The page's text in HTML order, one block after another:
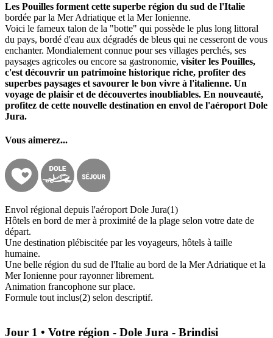
Les Pouilles forment cette superbe région du sud de l'Italie
bordée par la Mer Adriatique et la Mer Ionienne.
Voici le fameux talon de la "botte" qui possède le plus long littoral
du pays, bordé d'eau aux dégradés de bleus qui ne cesseront de vous
enchanter. Mondialement connue pour ses villages perchés, ses
paysages agricoles ou encore sa gastronomie, visiter les Pouilles,
c'est découvrir un patrimoine historique riche, profiter des
superbes paysages et savourer le bon vivre à l'italienne. Un
voyage de plaisir et de découvertes inoubliables. En nouveauté,
profitez de cette nouvelle destination en envol de l'aéroport Dole
Jura.
Vous aimerez...
Envol régional depuis l'aéroport Dole Jura(1)
Hôtels en bord de mer à proximité de la plage selon votre date de
départ.
Une destination plébiscitée par les voyageurs, hôtels à taille
humaine.
Une belle région du sud de l'Italie au bord de la Mer Adriatique et la
Mer Ionienne pour rayonner librement.
Animation francophone sur place.
Formule tout inclus(2) selon descriptif.
Jour 1 • Votre région - Dole Jura - Brindisi